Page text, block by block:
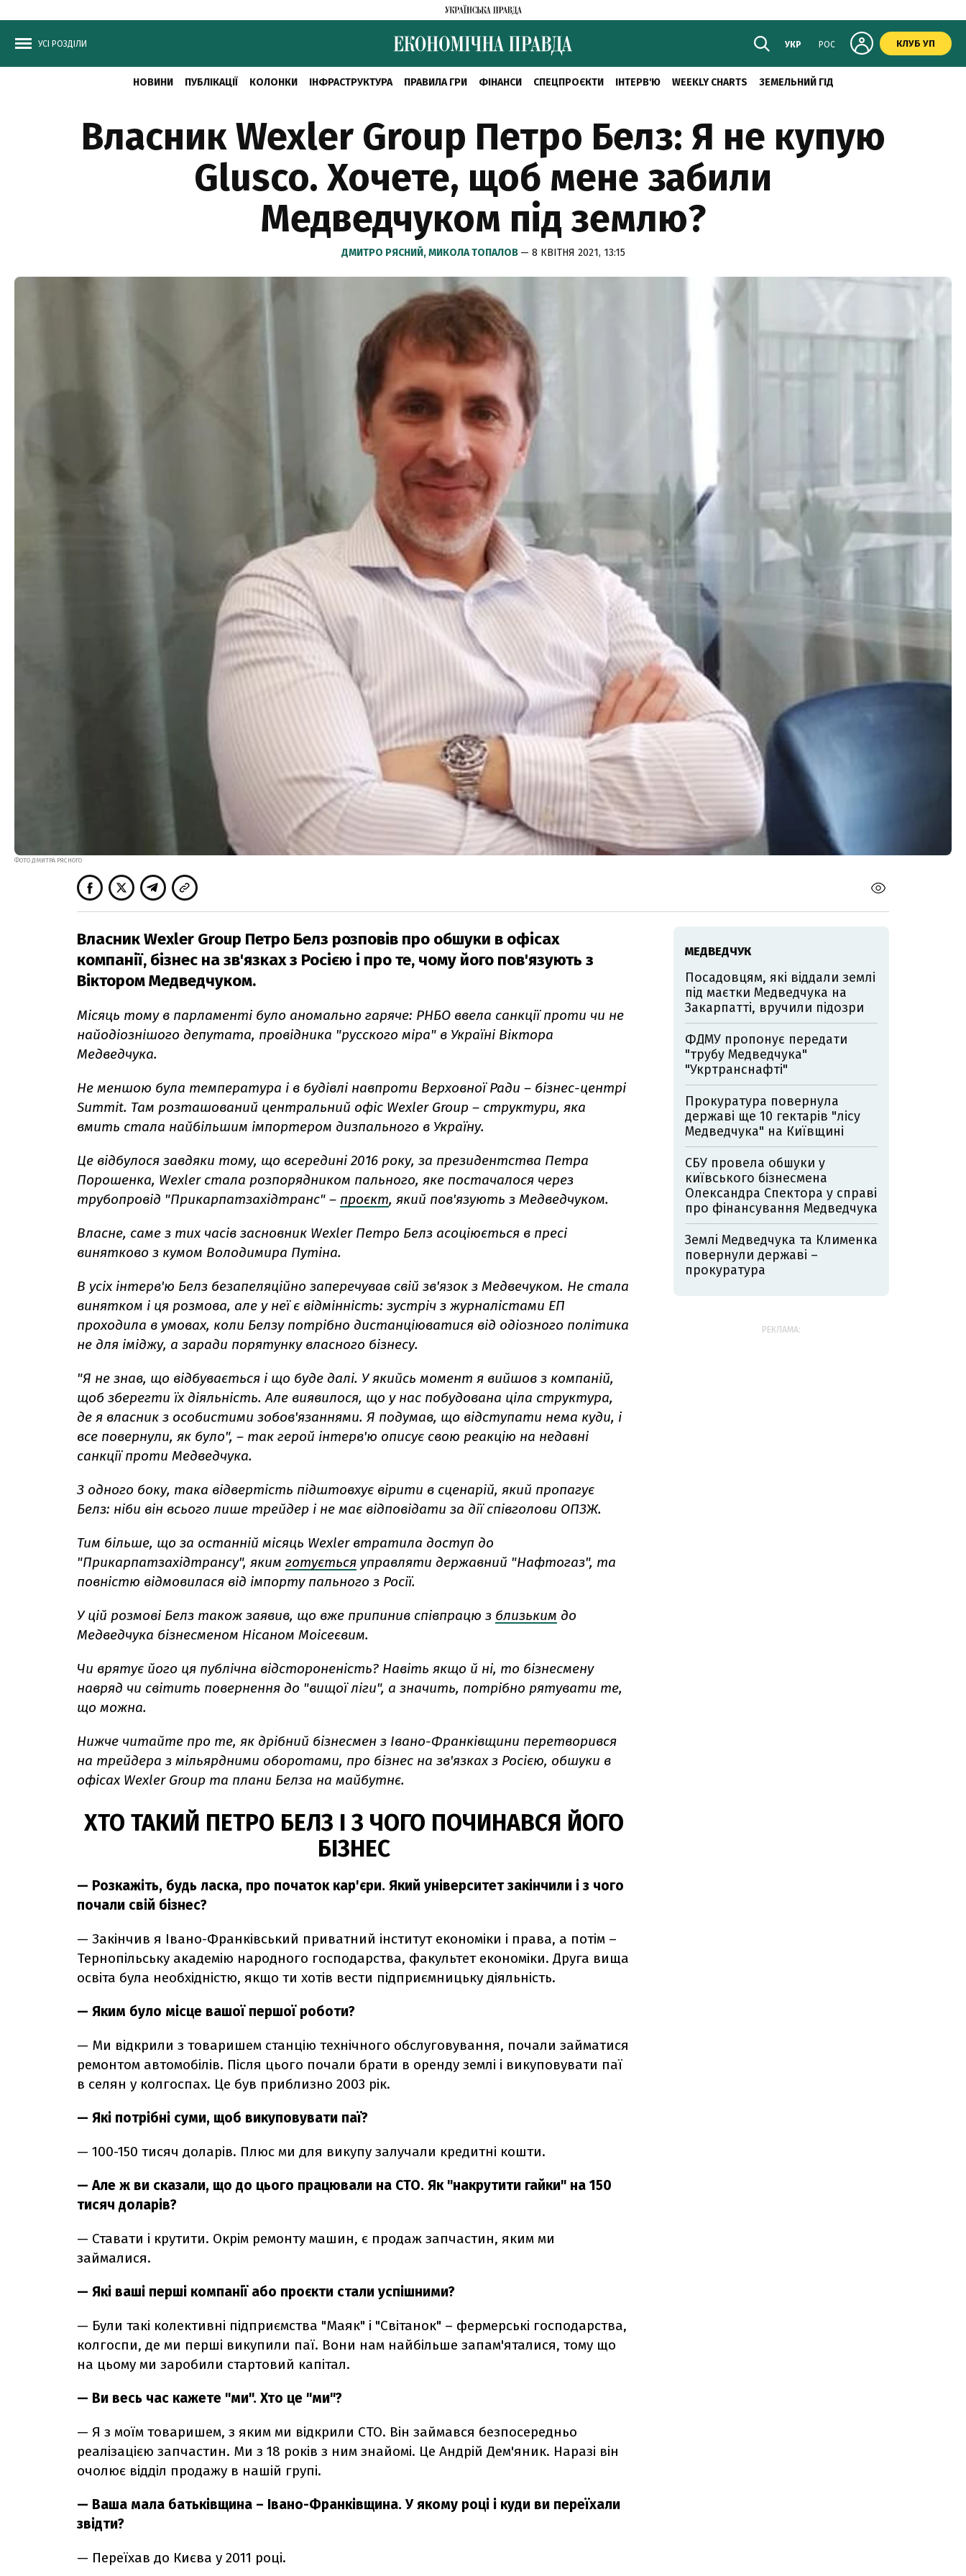
УСІ РОЗДІЛИ УКР РОС КЛУБ УП
НОВИНИ ПУБЛІКАЦІЇ КОЛОНКИ ІНФРАСТРУКТУРА ПРАВИЛА ГРИ ФІНАНСИ СПЕЦПРОЄКТИ ІНТЕРВ'Ю WEEKLY CHARTS ЗЕМЕЛЬНИЙ ГІД
Власник Wexler Group Петро Белз: Я не купую
Glusco. Хочете, щоб мене забили
Медведчуком під землю?
ДМИТРО РЯСНИЙ,МИКОЛА ТОПАЛОВ — 8 КВІТНЯ 2021, 13:15
ФОТО ДМИТРА РЯСНОГО
Власник Wexler Group Петро Белз розповів про обшуки в офісах
компанії, бізнес на зв'язках з Росією і про те, чому його пов'язують з
Віктором Медведчуком.
Місяць тому в парламенті було аномально гаряче: РНБО ввела санкції проти чи не
найодіознішого депутата, провідника "русского міра" в Україні Віктора
Медведчука.
Не меншою була температура і в будівлі навпроти Верховної Ради – бізнес-центрі
Summit. Там розташований центральний офіс Wexler Group – структури, яка
вмить стала найбільшим імпортером дизпального в Україну.
Це відбулося завдяки тому, що всередині 2016 року, за президентства Петра
Порошенка, Wexler стала розпорядником пального, яке постачалося через
трубопровід "Прикарпатзахідтранс" – проєкт, який пов'язують з Медведчуком.
Власне, саме з тих часів засновник Wexler Петро Белз асоціюється в пресі
винятково з кумом Володимира Путіна.
В усіх інтерв'ю Белз безапеляційно заперечував свій зв'язок з Медвечуком. Не стала
винятком і ця розмова, але у неї є відмінність: зустріч з журналістами ЕП
проходила в умовах, коли Белзу потрібно дистанціюватися від одіозного політика
не для іміджу, а заради порятунку власного бізнесу.
"Я не знав, що відбувається і що буде далі. У якийсь момент я вийшов з компаній,
щоб зберегти їх діяльність. Але виявилося, що у нас побудована ціла структура,
де я власник з особистими зобов'язаннями. Я подумав, що відступати нема куди, і
все повернули, як було", – так герой інтерв'ю описує свою реакцію на недавні
санкції проти Медведчука.
З одного боку, така відвертість підштовхує вірити в сценарій, який пропагує
Белз: ніби він всього лише трейдер і не має відповідати за дії співголови ОПЗЖ.
Тим більше, що за останній місяць Wexler втратила доступ до
"Прикарпатзахідтрансу", яким готується управляти державний "Нафтогаз", та
повністю відмовилася від імпорту пального з Росії.
У цій розмові Белз також заявив, що вже припинив співпрацю з близьким до
Медведчука бізнесменом Нісаном Моісеєвим.
Чи врятує його ця публічна відстороненість? Навіть якщо й ні, то бізнесмену
навряд чи світить повернення до "вищої ліги", а значить, потрібно рятувати те,
що можна.
Нижче читайте про те, як дрібний бізнесмен з Івано-Франківщини перетворився
на трейдера з мільярдними оборотами, про бізнес на зв'язках з Росією, обшуки в
офісах Wexler Group та плани Белза на майбутнє.
ХТО ТАКИЙ ПЕТРО БЕЛЗ І З ЧОГО ПОЧИНАВСЯ ЙОГО
БІЗНЕС
— Розкажіть, будь ласка, про початок кар'єри. Який університет закінчили і з чого
почали свій бізнес?
— Закінчив я Івано-Франківський приватний інститут економіки і права, а потім –
Тернопільську академію народного господарства, факультет економіки. Друга вища
освіта була необхідністю, якщо ти хотів вести підприємницьку діяльність.
— Яким було місце вашої першої роботи?
— Ми відкрили з товаришем станцію технічного обслуговування, почали займатися
ремонтом автомобілів. Після цього почали брати в оренду землі і викуповувати паї
в селян у колгоспах. Це був приблизно 2003 рік.
— Які потрібні суми, щоб викуповувати паї?
— 100-150 тисяч доларів. Плюс ми для викупу залучали кредитні кошти.
— Але ж ви сказали, що до цього працювали на СТО. Як "накрутити гайки" на 150
тисяч доларів?
— Ставати і крутити. Окрім ремонту машин, є продаж запчастин, яким ми
займалися.
— Які ваші перші компанії або проєкти стали успішними?
— Були такі колективні підприємства "Маяк" і "Світанок" – фермерські господарства,
колгоспи, де ми перші викупили паї. Вони нам найбільше запам'яталися, тому що
на цьому ми заробили стартовий капітал.
— Ви весь час кажете "ми". Хто це "ми"?
— Я з моїм товаришем, з яким ми відкрили СТО. Він займався безпосередньо
реалізацією запчастин. Ми з 18 років з ним знайомі. Це Андрій Дем'яник. Наразі він
очолює відділ продажу в нашій групі.
— Ваша мала батьківщина – Івано-Франківщина. У якому році і куди ви переїхали
звідти?
— Переїхав до Києва у 2011 році.
МЕДВЕДЧУК
Посадовцям, які віддали землі
під маєтки Медведчука на
Закарпатті, вручили підозри
ФДМУ пропонує передати
"трубу Медведчука"
"Укртранснафті"
Прокуратура повернула
державі ще 10 гектарів "лісу
Медведчука" на Київщині
СБУ провела обшуки у
київського бізнесмена
Олександра Спектора у справі
про фінансування Медведчука
Землі Медведчука та Клименка
повернули державі –
прокуратура
РЕКЛАМА: